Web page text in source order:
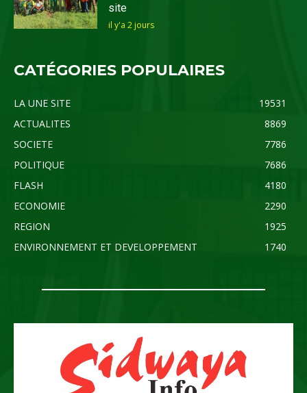
site
il y'a 2 jours
CATÉGORIES POPULAIRES
LA UNE SITE
19531
ACTUALITES
8869
SOCIETE
7786
POLITIQUE
7686
FLASH
4180
ECONOMIE
2290
REGION
1925
ENVIRONNEMENT ET DEVELOPPEMENT
1740